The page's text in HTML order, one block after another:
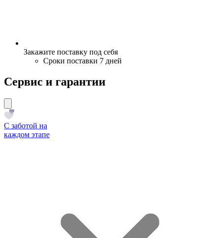
Закажите поставку под себя
Сроки поставки 7 дней
Сервис и гарантии
С заботой на
каждом этапе